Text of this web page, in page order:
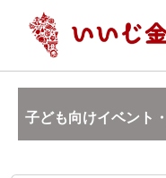
子ども向けイベント